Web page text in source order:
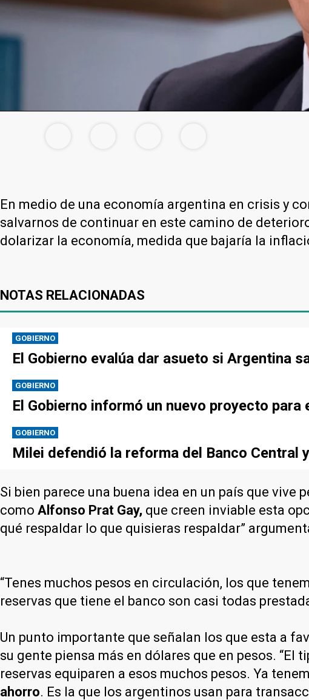
En medio de una economía argentina en crisis y
salvarnos de continuar en este camino de
dolarizar la economía, medida que bajaría la
NOTAS RELACIONADAS
GOBIERNO
El Gobierno evalúa dar asueto si Argentina
GOBIERNO
El Gobierno informó un nuevo proyecto
GOBIERNO
Milei defendió la reforma del Banco Central
Si bien parece una buena idea en un país que
como Alfonso Prat Gay, que creen inviable esta
qué respaldar lo que quisieras respaldar”
“Tenes muchos pesos en circulación, los que
reservas que tiene el banco son casi todas
Un punto importante que señalan los que esta a
su gente piensa más en dólares que en pesos. “El
reservas equiparen a esos muchos pesos. Ya
ahorro. Es la que los argentinos usan para